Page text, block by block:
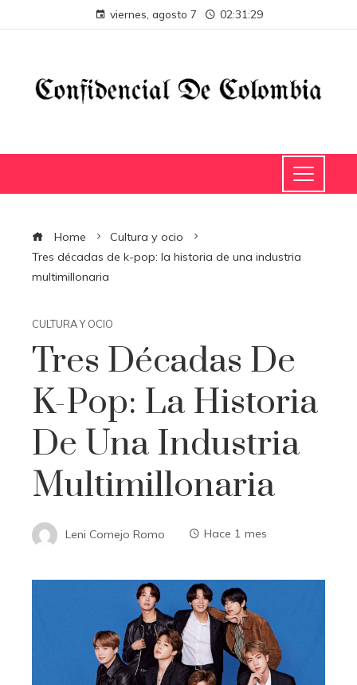
viernes, agosto 7 02:31:30
Home
Cultura y ocio
Tres décadas de k-pop: la historia de una industria
multimillonaria
CULTURA Y OCIO
Tres Décadas De
K-Pop: La Historia
De Una Industria
Multimillonaria
Leni Comejo Romo Hace 1 mes